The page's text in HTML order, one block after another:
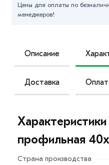
Цены для оплаты по
менеджеров!
Описание
Доставка
профильная
Страна производства